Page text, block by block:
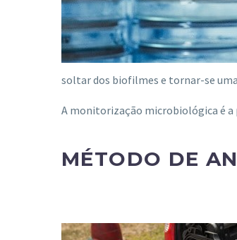
soltar dos biofilmes e tornar-se
A monitorização microbiológica é a
MÉTODO DE